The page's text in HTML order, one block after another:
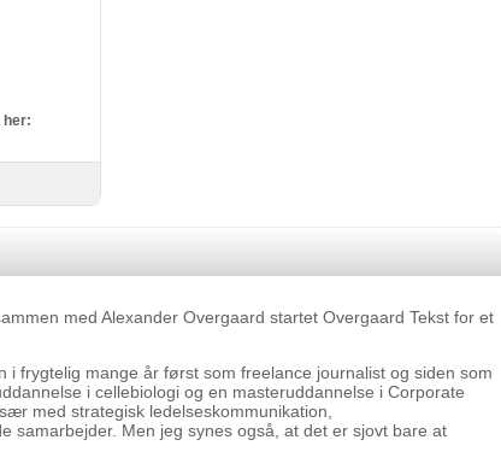
her:
med Alexander Overgaard startet Overgaard Tekst for et
i frygtelig mange år først som freelance journalist og siden som
i cellebiologi og en masteruddannelse i Corporate
med strategisk ledelseskommunikation,
samarbejder. Men jeg synes også, at det er sjovt bare at